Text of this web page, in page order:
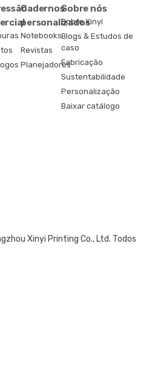
Cadernos
personalizados
Notebooks
Revistas
Planejadores
Sobre nós
Sobre Xinyi
Blogs & Estudos de
caso
Fabricação
Sustentabilidade
Personalização
Baixar catálogo
Xinyi Printing Co., Ltd. Todos